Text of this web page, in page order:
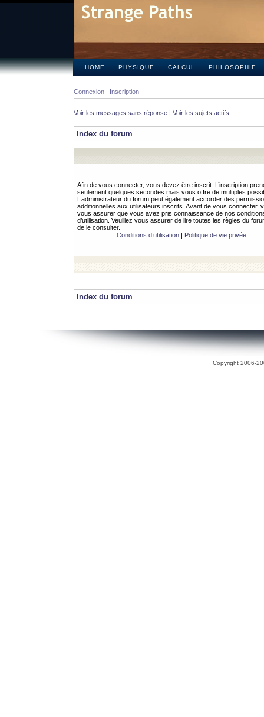
HOME PHYSIQUE CALCUL PHILOSOPHIE
Connexion Inscription
Voir les messages sans réponse | Voir les sujets actifs
Index du forum
Afin de vous connecter, vous devez être inscrit. L’inscription
seulement quelques secondes mais vous offre de multiples
L’administrateur du forum peut également accorder des
additionnelles aux utilisateurs inscrits. Avant de vous connecter,
vous assurer que vous avez pris connaissance de nos
d’utilisation. Veuillez vous assurer de lire toutes les règles du
de le consulter.
Conditions d’utilisation| Politique de vie privée
Index du forum
Copyright 2006-